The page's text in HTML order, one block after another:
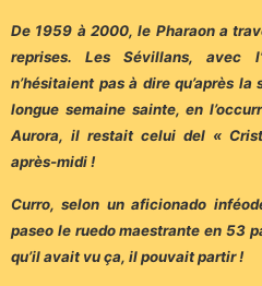
De 1959 à 2000, le Pharaon a
reprises. Les Sévillans, avec
n’hésitaient pas à dire qu’après
longue semaine sainte, en
Aurora, il restait celui del «
après-midi !
Curro, selon un aficionado
paseo le ruedo maestrante en 53
qu’il avait vu ça, il pouvait partir !